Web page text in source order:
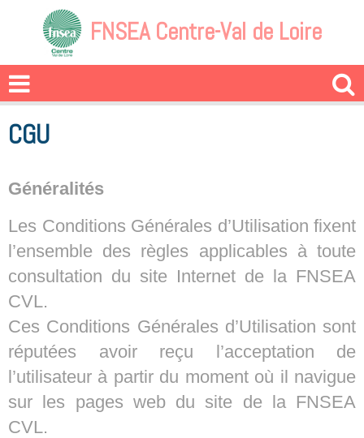
FNSEA Centre-Val de Loire
CGU
Généralités
Les Conditions Générales d’Utilisation fixent
l’ensemble des règles applicables à toute
consultation du site Internet de la FNSEA
CVL.
Ces Conditions Générales d’Utilisation sont
réputées avoir reçu l’acceptation de
l’utilisateur à partir du moment où il navigue
sur les pages web du site de la FNSEA
CVL.